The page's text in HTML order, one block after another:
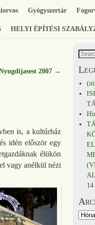
Gyógyszertár
HELYI ÉPÍTÉSI
2007 →
is, a kultúrház
idén először egy
élükön
vagy anélkül nézi
14